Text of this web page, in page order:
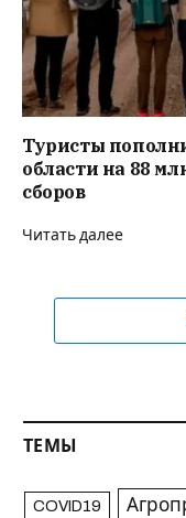
Туристы
области на 88
сборов
Читать далее
ТЕМЫ
COVID19